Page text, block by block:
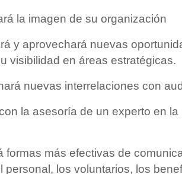
la imagen de su organización
y aprovechará nuevas
visibilidad en áreas estratégicas.
nuevas interrelaciones con
la asesoría de un experto en
formas más efectivas de
personal, los voluntarios, los